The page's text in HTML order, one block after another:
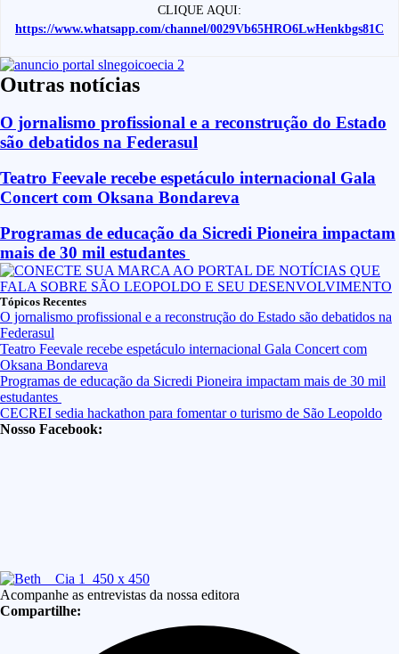
CLIQUE AQUI:
https://www.whatsapp.com/channel/0029Vb65HRO6LwHenkbgs81C
Outras notícias
O jornalismo profissional e a reconstrução do Estado
são debatidos na Federasul
Teatro Feevale recebe espetáculo internacional Gala
Concert com Oksana Bondareva
Programas de educação da Sicredi Pioneira impactam
mais de 30 mil estudantes
Tópicos Recentes
O jornalismo profissional e a reconstrução do Estado são debatidos na
Federasul
Teatro Feevale recebe espetáculo internacional Gala Concert com
Oksana Bondareva
Programas de educação da Sicredi Pioneira impactam mais de 30 mil
estudantes
CECREI sedia hackathon para fomentar o turismo de São Leopoldo
Nosso Facebook:
Acompanhe as entrevistas da nossa editora
Compartilhe: